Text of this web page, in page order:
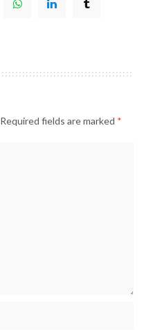
Required fields are marked *